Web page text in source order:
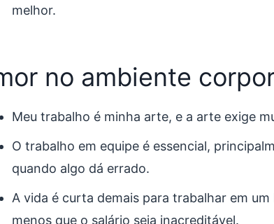
melhor.
no ambiente
Meu trabalho é minha arte, e a arte exige
O trabalho em equipe é essencial,
quando algo dá errado.
A vida é curta demais para trabalhar em
menos que o salário seja inacreditável.